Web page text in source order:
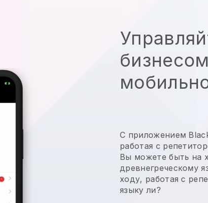
С приложением
работая с
Вы можете быть на
древнегреческому
ходу, работая с
языку ли?